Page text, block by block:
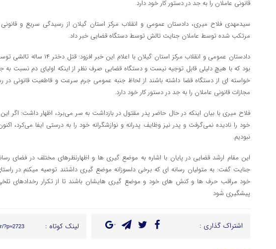
قانونی عاملان را به جد در دستور کار خود دارد.
سیدمهدی فلاح میری، دادستان عمومی و انقلاب مرکز استان گیلان از رسیدگی سریع و
مرتکب شده توسط عاملان جنایت تالش توسط دستگاه قضایی خبر داد.
دادستان عمومی و انقلاب مرکز استان گیلان با
بود که با هیچ دلیلی قابل توجیه نیست و دستگاه قضایی صرف نظر از اینکه اولیا‌ی دم نسبت
خواسته ای از دستگاه قضا داشته باشند از لحاظ جنبه عمومی جرم سرعت و قاطعیت قانونی در
مجازات قانونی عاملان را به جد در دستور کار خود دارد.
فلاح میری با بیان اینکه در حال حاضر پدر مقتول در بازداشت به سر می‌برد، اظهار داشت: اگر
خود را نادیده نمی‌گرفت و پدر نیز وظایف پدرانه و نوازشگرانه خود را به درستی ایفا می‌کرد،
نبودیم.
این مقام ارشد قضایی در پایان با اشاره به موضع گیری ها و اظهارنظرهای مختلف در فضای
جنایت گفت: به متولیان رسانه ای که برخی دلسوزانه موضع گیری داشتند توصیه میکنم در
خود مراقب حرف ها و کنش های خود و موضع گیری هایشان باشند تا از تکرار رخدادهای
پیشگیری شود
اشتراک گذاری : لینک کوتاه : ?p=2723